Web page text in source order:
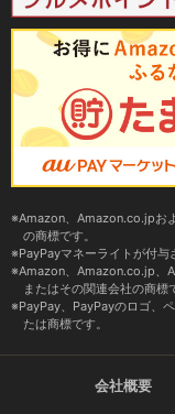
Amazon、Amazon.co.jpお
の商標です。
PayPayマネーライトが付与
Amazon、Amazon.co.jp、
またはその関連会社の商標
PayPay、PayPayのロゴ、
たは商標です。
会社概要